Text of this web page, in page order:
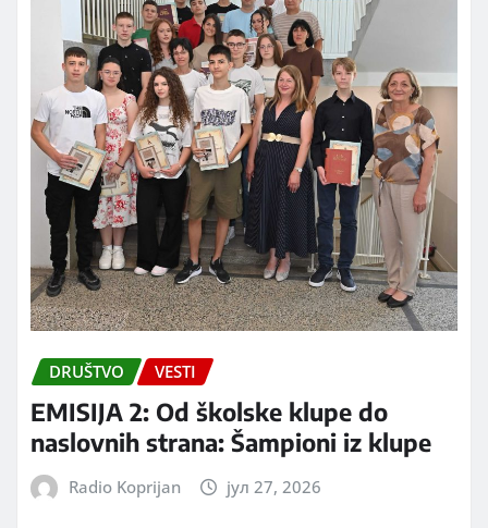
DRUŠTVO VESTI
EMISIJA 2: Od školske klupe do
naslovnih strana: Šampioni iz klupe
Radio Koprijan јул 27, 2026